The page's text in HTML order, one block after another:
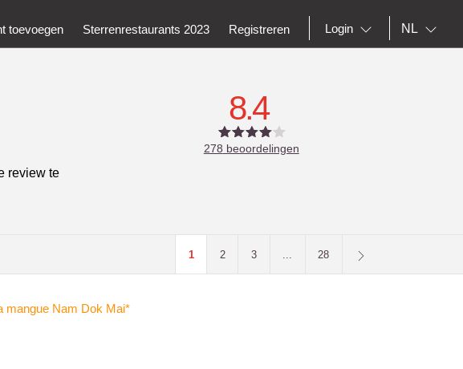
toevoegen Sterrenrestaurants 2023 Registreren Login NL
review te
8.4
278 beoordelingen
1 2 3 ... 28
mangue Nam Dok Mai*